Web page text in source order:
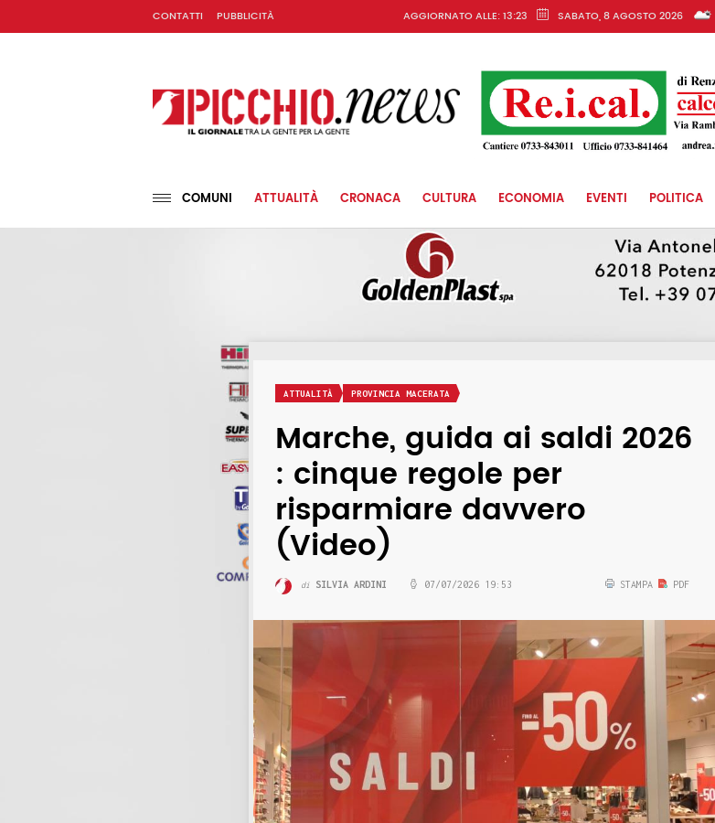
CONTATTI PUBBLICITÀ AGGIORNATO ALLE: 13:23 SABATO, 8 AGOSTO 2026
COMUNI ATTUALITÀ CRONACA CULTURA ECONOMIA EVENTI POLITICA
ATTUALITÀ PROVINCIA MACERATA
Marche, guida ai saldi 2026
: cinque regole per
risparmiare davvero
(Video)
di SILVIA ARDINI 07/07/2026 19:53 STAMPA PDF